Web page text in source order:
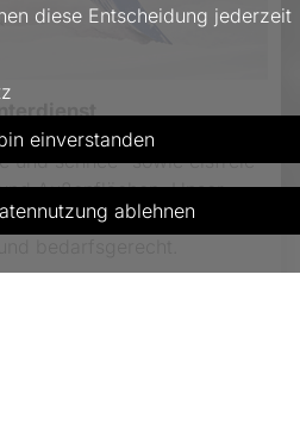
und schnee- sowie eisfreie
Außenflächen. Unser
das Räumen und Streuen
diese Entscheidung jederzeit
einverstanden
ablehnen